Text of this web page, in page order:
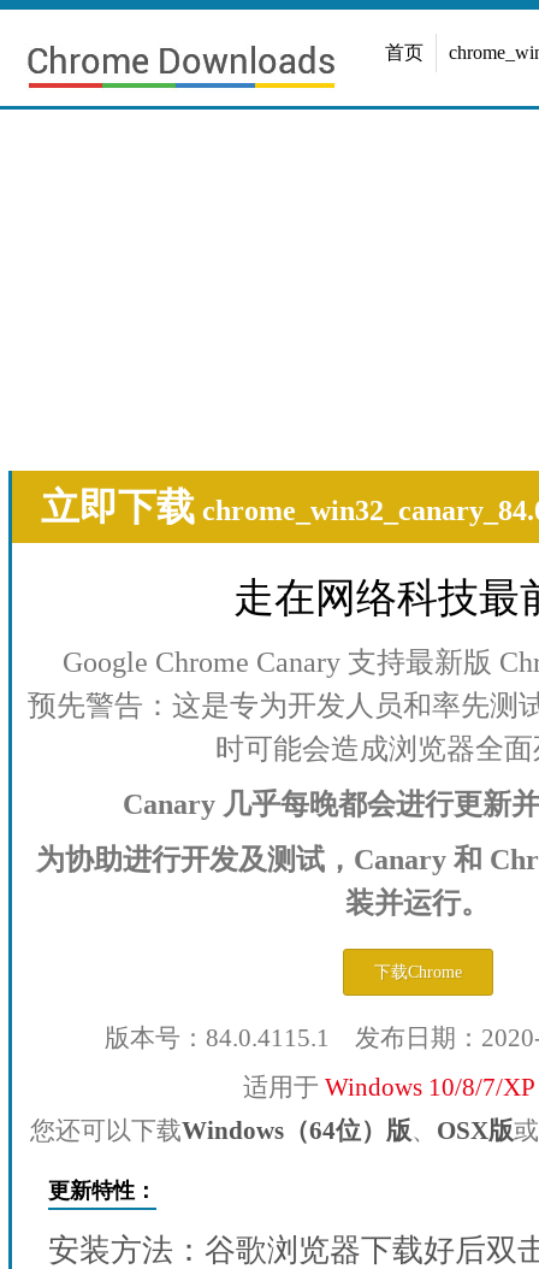
首页
立即下载
走在网络科技最
Google Chrome Canary 支持最新版
预先警告：这是专为开发人员和率先测
时可能会造成浏览器全
Canary 几乎每晚都会进行更新
为协助进行开发及测试，Canary 和
装并运行。
下载Chrome
版本号：84.0.4115.1 发布日期：
适用于 Windows 10/8/7/
您还可以下载Windows（64位）版、 OSX版或
更新特性：
安装方法：谷歌浏览器下载好后双